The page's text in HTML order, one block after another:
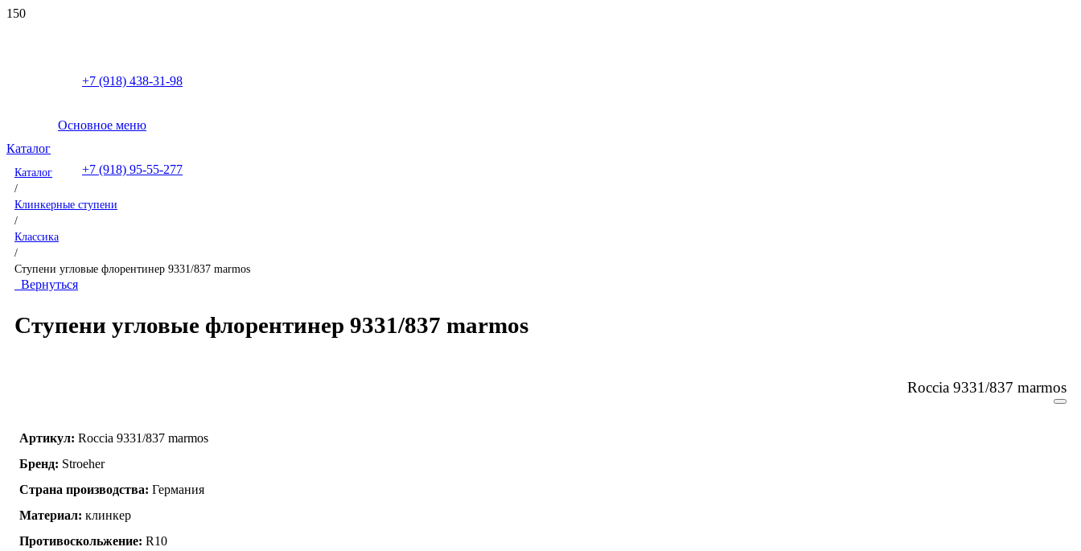
+7 (918) 438-31-98
+7 (918) 95-55-277
Основное меню
Каталог
Каталог
/
Клинкерные ступени
/
Классика
/
Ступени угловые флорентинер 9331/837 marmos
Вернуться
Ступени угловые флорентинер 9331/837 marmos
Roccia 9331/837 marmos
Артикул: Roccia 9331/837 marmos
Бренд: Stroeher
Страна производства: Германия
Материал: клинкер
Противоскольжение: R10